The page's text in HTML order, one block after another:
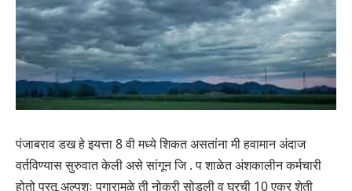
पंजाबराव डख हे इयत्ता 8 वी मध्ये शिकत असतांना मी हवामान अंदाज
वर्तविण्यास सुरुवात केली असे सांगून जि . प शाळेत अंशकालीन कर्मचारी
होतो परतू अल्पशः पगारामुळे ती नोकरी सोडली व घरची 10 एकर शेती